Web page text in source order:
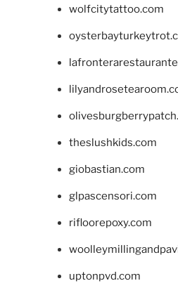
wolfcitytattoo.com
theslushkids.com
giobastian.com
glpascensori.com
rifloorepoxy.com
uptonpvd.com